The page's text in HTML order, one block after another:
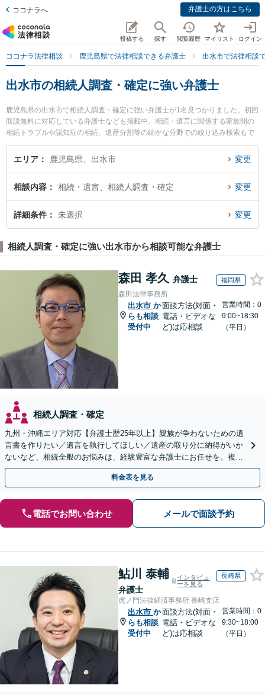
ココナラへ 弁護士の方はこちら
投稿する 探す 閲覧履歴 マイリスト ログイン
ココナラ法律相談 鹿児島県で法律相談できる弁護士 出水市で法律相談
出水市の相続人調査・確定に強い弁護士
鹿児島県の出水市で相続人調査・確定に強い弁護士が1名見つかりました。初回
面談無料に対応している弁護士なども掲載中。相続・遺言に関係する家族間の
相続トラブルや認知症の相続、遺産分割等の細かな分野での絞り込み検索もで
き便利です。特に細谷法律事務所の細谷 文規弁護士のプロフィール情報や弁護
士費用、強みなどが注目されています。『出水市で土日や夜間に発生した相続
続人調査・確定を法律相談できる出水市内の弁護士に相談予約したい』などで
お困りの相談者さんにおすすめです。
エリア 鹿児島県、出水市 変更
相談内容 相続・遺言、相続人調査・確定 変更
詳細条件 未選択 変更
相続人調査・確定に強い出水市から相談可能な弁護士
森田 孝久 弁護士 福岡県
森田法律事務所
出水市 か
らも相談
受付中
面談方法(対面・
電話・ビデオな
ど)は応相談
営業時間：0
9:00~18:30
（平日）
相続人調査・確定
九州・沖縄エリア対応【弁護士歴25年以上】親族が争わないための遺
言書を作りたい／遺言を執行してほしい／遺産の取り分に納得がいか
ないなど、相続全般のお悩みは、経験豊富な弁護士にお任せを。複雑
な問題も粘り強く対応し、解決に導きます。
料金表を見る
電話でお問い合わせ メールで面談予約
鮎川 泰輔
弁護士
インタビュ
ーを見る
長崎県
虎ノ門法律経済事務所 長崎支店
出水市 か
らも相談
受付中
面談方法(対面・
電話・ビデオな
ど)は応相談
営業時間：0
9:30~18:00
（平日）